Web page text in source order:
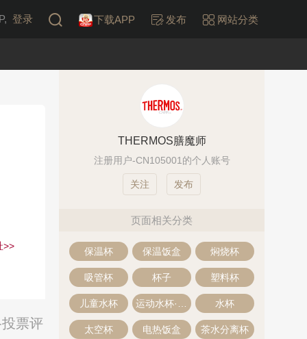
登录 下载APP 发布 网站分类
>>
票评
THERMOS膳魔师
注册用户-CN105001的个人账号
发布
页面相关分类
保温杯 保温饭盒 焖烧杯
吸管杯 杯子 塑料杯
儿童水杯 水杯
太空杯 电热饭盒 茶水分离杯